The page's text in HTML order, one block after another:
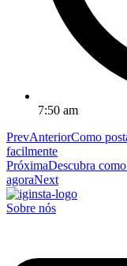
7:50 am
PrevAnteriorComo
facilmente
PróximaDescubra
agoraNext
Sobre nós